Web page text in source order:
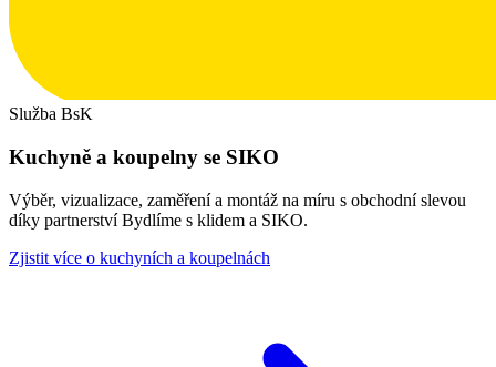
Služba BsK
Kuchyně a koupelny se SIKO
Výběr, vizualizace, zaměření a montáž na míru s obchodní slevou
díky partnerství Bydlíme s klidem a SIKO.
Zjistit více o kuchyních a koupelnách